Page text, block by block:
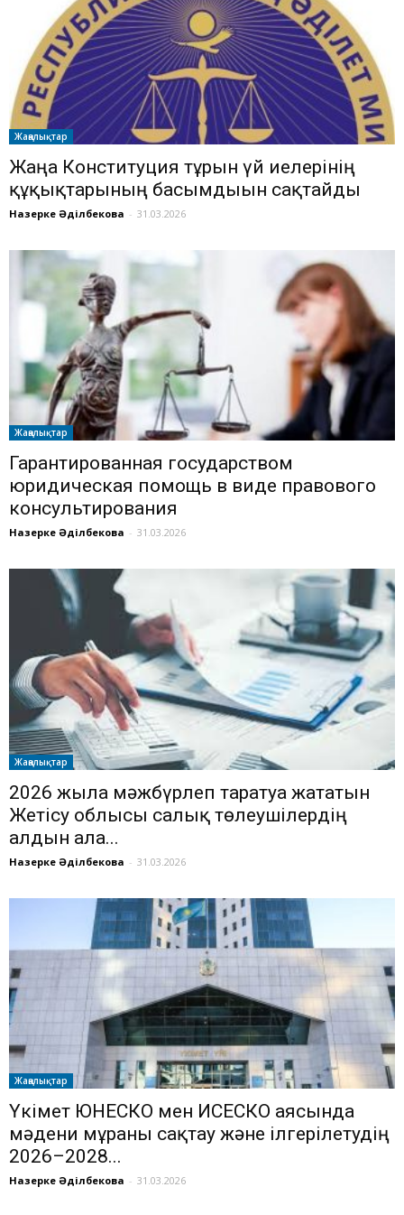
Жаңалықтар
Жаңа Конституция тұрғын үй иелерінің
құқықтарының басымдығын сақтайды
Назерке Әділбекова - 31.03.2026
Жаңалықтар
Гарантированная государством
юридическая помощь в виде правового
консультирования
Назерке Әділбекова - 31.03.2026
Жаңалықтар
2026 жылға мәжбүрлеп таратуға жататын
Жетісу облысы салық төлеушілердің
алдын ала...
Назерке Әділбекова - 31.03.2026
Жаңалықтар
Үкімет ЮНЕСКО мен ИСЕСКО аясында
мәдени мұраны сақтау және ілгерілетудің
2026–2028...
Назерке Әділбекова - 31.03.2026